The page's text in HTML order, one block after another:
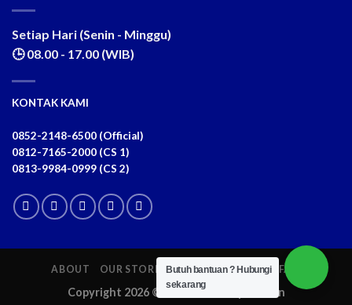
Setiap Hari (Senin - Minggu)
🕒 08.00 - 17.00 (WIB)
KONTAK KAMI
0852-2148-6500 (Official)
0812-7165-2000 (CS 1)
0813-9984-0999 (CS 2)
ABOUT OUR STORES BLOG CONTACT FAQ
Copyright 2026 © Arum Sari Corporation
Butuh bantuan ? Hubungi
sekarang